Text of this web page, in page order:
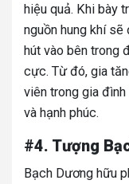
hiệu quả. Khi bày
nguồn hung khí
hút vào bên trong
cực. Từ đó, gia
viên trong gia
và hạnh phúc.
#4. Tượng
Bạch Dương hữu